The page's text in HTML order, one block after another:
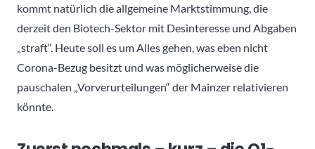
kommt natürlich die allgemeine Marktstimmung, die
derzeit den Biotech-Sektor mit Desinteresse und Abgaben
„straft“. Heute soll es um Alles gehen, was eben nicht
Corona-Bezug besitzt und was möglicherweise die
pauschalen „Vorverurteilungen“ der Mainzer relativieren
könnte.